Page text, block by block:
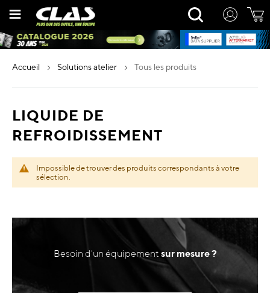
Rechercher
accueil solutions atelier tous les produits
LIQUIDE DE
REFROIDISSEMENT
Impossible de trouver des produits correspondants à votre
sélection.
Besoin d'un équipement sur mesure ?